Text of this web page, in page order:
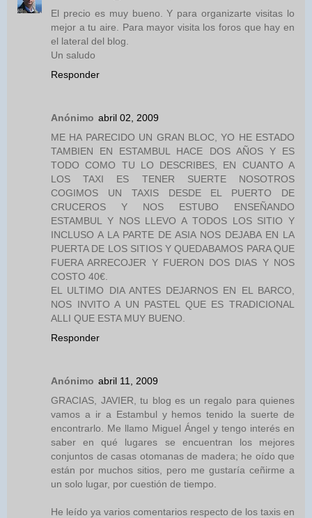
El precio es muy bueno. Y para organizarte visitas lo
mejor a tu aire. Para mayor visita los foros que hay en
el lateral del blog.
Un saludo
Responder
Anónimo abril 02, 2009
ME HA PARECIDO UN GRAN BLOC, YO HE ESTADO
TAMBIEN EN ESTAMBUL HACE DOS AÑOS Y ES
TODO COMO TU LO DESCRIBES, EN CUANTO A
LOS TAXI ES TENER SUERTE NOSOTROS
COGIMOS UN TAXIS DESDE EL PUERTO DE
CRUCEROS Y NOS ESTUBO ENSEÑANDO
ESTAMBUL Y NOS LLEVO A TODOS LOS SITIO Y
INCLUSO A LA PARTE DE ASIA NOS DEJABA EN LA
PUERTA DE LOS SITIOS Y QUEDABAMOS PARA QUE
FUERA ARRECOJER Y FUERON DOS DIAS Y NOS
COSTO 40€.
EL ULTIMO DIA ANTES DEJARNOS EN EL BARCO,
NOS INVITO A UN PASTEL QUE ES TRADICIONAL
ALLI QUE ESTA MUY BUENO.
Responder
Anónimo abril 11, 2009
GRACIAS, JAVIER, tu blog es un regalo para quienes
vamos a ir a Estambul y hemos tenido la suerte de
encontrarlo. Me llamo Miguel Ángel y tengo interés en
saber en qué lugares se encuentran los mejores
conjuntos de casas otomanas de madera; he oído que
están por muchos sitios, pero me gustaría ceñirme a
un solo lugar, por cuestión de tiempo.
He leído ya varios comentarios respecto de los taxis en